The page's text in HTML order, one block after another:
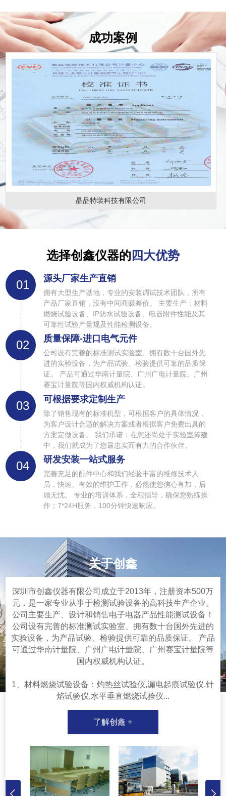
成功案例
晶品特装科技有限公司
选择创鑫仪器的 四大优势
01 源头厂家生产直销
拥有大型生产基地，专业的安装调试技术团队，所有
产品厂家直销，没有中间商赚差价。 主要生产：材料
燃烧试验设备、IP防水试验设备、电器附件性能及其
可靠性试验产量规及性能检测设备。
02 质量保障-进口电气元件
公司设有完善的标准测试实验室、拥有数十台国外先
进的实验设备，为产品试验、检验提供可靠的品质保
证。 产品可通过华南计量院、广州广电计量院、广州
赛宝计量院等国内权威机构认证。
03 可根据要求定制生产
除了销售现有的标准机型，可根据客户的具体情况，
为客户设计合适的解决方案或者根据客户免费出具的
方案定做设备。 我们承诺：在您还尚处于实验室筹建
中，我们就成为了您最忠实而有力的合作伙伴。
04 研发安装一站式服务
完善充足的配件中心和我们经验丰富的维修技术人
员，快速、有效的维护工作，必然使您信心有加，后
顾无忧。 专业的培训体系，全程指导，确保您熟练操
作；7*24H服务，100分钟快速响应。
关于创鑫
深圳市创鑫仪器有限公司成立于2013年，注册资本500万
元，是一家专业从事于检测试验设备的高科技生产企业。
公司主要生产、设计和销售电子电器产品性能测试设备！
公司设有完善的标准测试实验室、拥有数十台国外先进的
实验设备，为产品试验、检验提供可靠的品质保证。 产品
可通过华南计量院、广州广电计量院、广州赛宝计量院等
国内权威机构认证。
1、材料燃烧试验设备：灼热丝试验仪,漏电起痕试验仪,针
焰试验仪,水平垂直燃烧试验仪...
了解创鑫 +